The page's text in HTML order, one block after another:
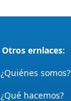
Otros ernlaces:
¿Quiénes somos?
¿Qué hacemos?